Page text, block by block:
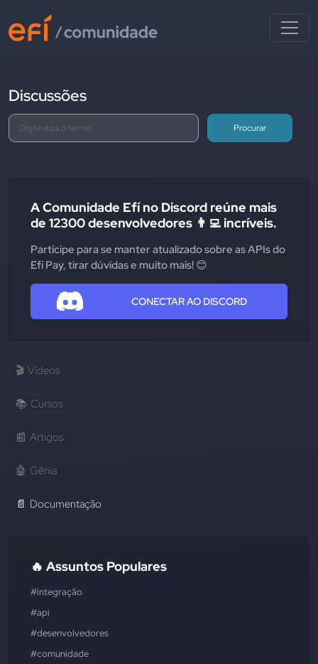
Discussões
Procurar
A Comunidade Efí no Discord reúne mais
de 12300 desenvolvedores 👨‍💻 incríveis.
Participe para se manter atualizado sobre as APIs do
Efí Pay, tirar dúvidas e muito mais! 😊
CONECTAR AO DISCORD
🎬 Vídeos
📚 Cursos
📰 Artigos
🤖 Gênia
📄 Documentação
🔥 Assuntos Populares
#integração
#api
#desenvolvedores
#comunidade